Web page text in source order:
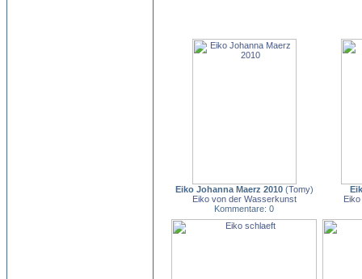
Eiko Johanna Maerz 2010(Tomy)
Eiko von der Wasserkunst
Kommentare: 0